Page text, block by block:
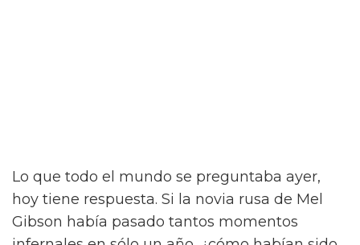
Lo que todo el mundo se preguntaba ayer,
hoy tiene respuesta. Si la novia rusa de Mel
Gibson había pasado tantos momentos